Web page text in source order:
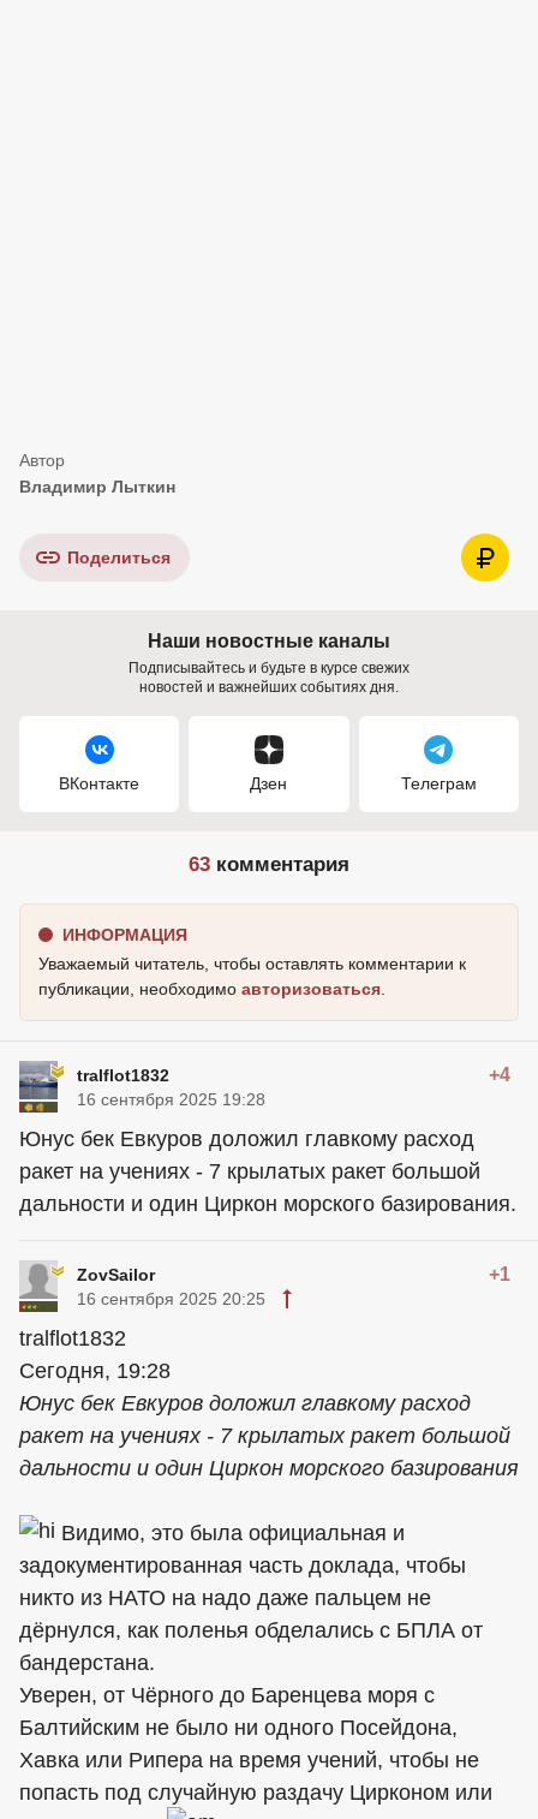
Владимир Лыткин
Поделиться
Наши новостные каналы
Подписывайтесь и будьте в курсе свежих
новостей и важнейших событиях дня.
ВКонтакте Дзен Телеграм
63 комментария
ИНФОРМАЦИЯ
Уважаемый читатель, чтобы оставлять комментарии к
публикации, необходимо авторизоваться
tralflot1832 +4
16 сентября 2025 19:28
Юнус бек Евкуров доложил главкому расход
ракет на учениях - 7 крылатых ракет большой
дальности и один Циркон морского базирования.
ZovSailor +1
16 сентября 2025 20:25
tralflot1832
Сегодня, 19:28
Юнус бек Евкуров доложил главкому расход
ракет на учениях - 7 крылатых ракет большой
дальности и один Циркон морского базирования
Видимо, это была официальная и
задокументированная часть доклада, чтобы
никто из НАТО на надо даже пальцем не
дёрнулся, как поленья обделались с БПЛА от
бандерстана.
Уверен, от Чёрного до Баренцева моря с
Балтийским не было ни одного Посейдона,
Хавка или Рипера на время учений, чтобы не
попасть под случайную раздачу Цирконом или